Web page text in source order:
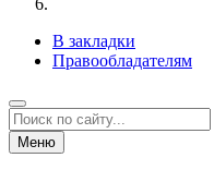
В закладки
Правообладателям
Меню